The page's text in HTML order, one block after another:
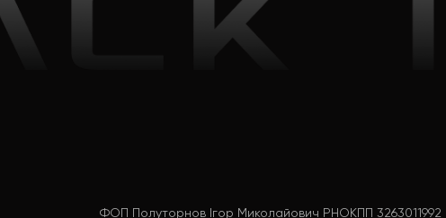
ФОП Полуторнов Ігор Миколайович РНОКПП 3263011992